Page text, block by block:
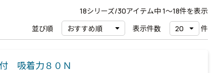
18シリーズ/30アイテム中1〜18件を表示
並び順
表示件数 件
吸着力８０Ｎ